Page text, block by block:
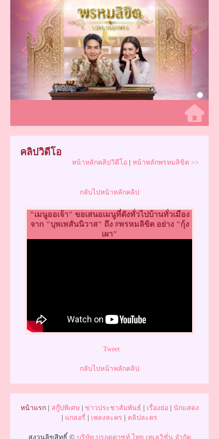
Previous
คลิปวิดีโอ
หน้าหลักคลิปวิดีโอ หน้าหลักพรหมลิขิต >>
กลับไปหน้าหลักคลิป
"เมนูออเจ้า" ขอเสนอเมนูที่ดังทั่วไปบ้านทั่วเมือง
จาก "บุพเพสันนิวาส" ถึง #พรหมลิขิต อย่าง "กุ้ง
เผา"
Tweet
กลับไปหน้าหลักคลิป
หน้าแรก| สกู๊ปพิเศษ| ข่าวประชาสัมพันธ์ เรื่องย่อ| นักแสดง
แกลอรี่ เพลงละคร คลิปละคร
สงวนลิขสิทธิ์ © บริษัท บรอดคาซท์ ไทย เทเลวิชั่น จำกัด